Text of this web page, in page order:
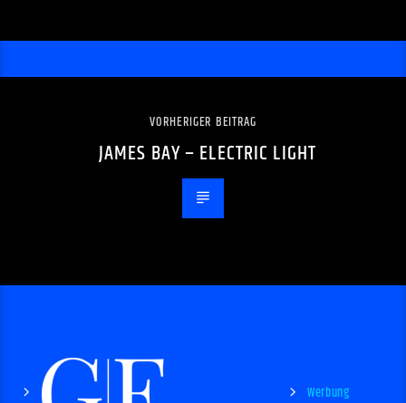
VORHERIGER BEITRAG
JAMES BAY – ELECTRIC LIGHT
Werbung